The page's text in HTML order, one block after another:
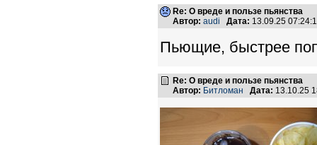
Re: О вреде и пользе пьянства
Автор: audi Дата: 13.09.25
Пьющие, быстрее
Re: О вреде и пользе пьянства
Автор: Битломан Дата: 13.10.25